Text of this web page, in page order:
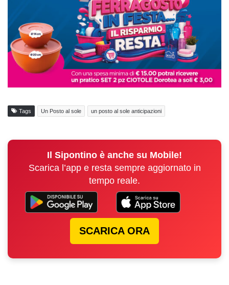
Tags Un Posto al sole un posto al sole anticipazioni
Il Sipontino è anche su Mobile!
Scarica l’app e resta sempre aggiornato in
tempo reale.
SCARICA ORA